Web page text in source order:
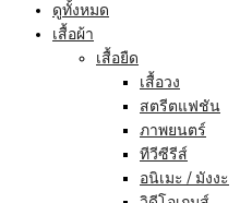
ดูทั้งหมด
เสื้อผ้า
เสื้อยืด
เสื้อวง
สตรีตแฟชัน
ภาพยนตร์
ทีวีซีรีส์
อนิเมะ / มังงะ